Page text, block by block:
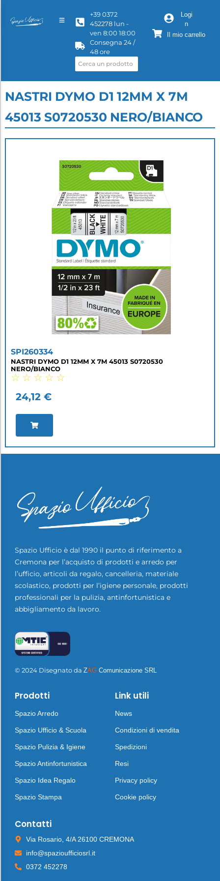
+39 0372
452278 lun -
ven 8:00 18:00
Consegna 24 /
48 ore
Logi
n
Il mio carrello
NASTRI DYMO D1 12MM X 7M
45013 S0720530 NERO/BIANCO
SPI260334
NASTRI DYMO D1 12MM X 7M 45013 S0720530
NERO/BIANCO
☆ ☆ ☆ ☆ ☆
24,12 €
Spazio Ufficio è dal 1990 il punto di riferimento a
Cremona per l’acquisto di prodotti e arredo per
l’ufficio, articoli da regalo, cancelleria, materiale
scolastico, prodotti per l’igiene personale, prodotti
professionali per la pulizia, antinfortunistica e
abbigliamento da lavoro.
© 2024 Disegnato da ZAG Comunicazione SRL
Prodotti
Spazio Arredo
Spazio Ufficio & Scuola
Spazio Pulizia & Igiene
Spazio Antinfortunistica
Spazio Idea Regalo
Spazio Stampa
Link utili
News
Condizioni di vendita
Spedizioni
Resi
Privacy policy
Cookie policy
Contatti
Via Rosario, 4/A 26100 CREMONA
info@spazioufficiosrl.it
0372 452278